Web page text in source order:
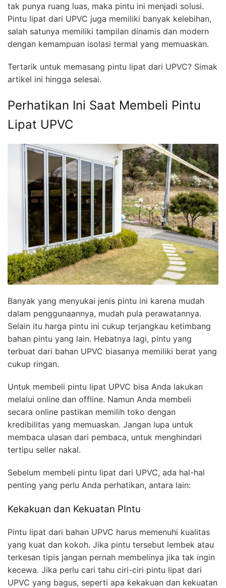
tak punya ruang luas, maka pintu ini menjadi solusi.
Pintu lipat dari UPVC juga memiliki banyak kelebihan,
salah satunya memiliki tampilan dinamis dan modern
dengan kemampuan isolasi termal yang memuaskan.
Tertarik untuk memasang pintu lipat dari UPVC? Simak
artikel ini hingga selesai.
Perhatikan Ini Saat Membeli Pintu
Lipat UPVC
Banyak yang menyukai jenis pintu ini karena mudah
dalam penggunaannya, mudah pula perawatannya.
Selain itu harga pintu ini cukup terjangkau ketimbang
bahan pintu yang lain. Hebatnya lagi, pintu yang
terbuat dari bahan UPVC biasanya memiliki berat yang
cukup ringan.
Untuk membeli pintu lipat UPVC bisa Anda lakukan
melalui online dan offline. Namun Anda membeli
secara online pastikan memilih toko dengan
kredibilitas yang memuaskan. Jangan lupa untuk
membaca ulasan dari pembaca, untuk menghindari
tertipu seller nakal.
Sebelum membeli pintu lipat dari UPVC, ada hal-hal
penting yang perlu Anda perhatikan, antara lain:
Kekakuan dan Kekuatan PIntu
Pintu lipat dari bahan UPVC harus memenuhi kualitas
yang kuat dan kokoh. Jika pintu tersebut lembek atau
terkesan tipis jangan pernah membelinya jika tak ingin
kecewa. Jika perlu cari tahu ciri-ciri pintu lipat dari
UPVC yang bagus, seperti apa kekakuan dan kekuatan